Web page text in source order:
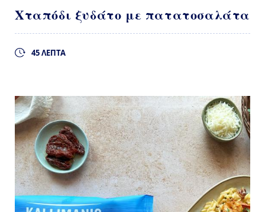
Χταπόδι ξυδάτο με πατατοσαλάτα
45 ΛΕΠΤΑ